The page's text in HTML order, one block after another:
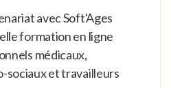
avec Soft'Ages
formation en ligne
médicaux,
sociaux et travailleurs